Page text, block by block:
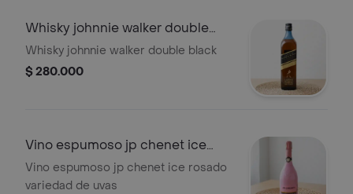
Whisky johnnie walker double
black
Whisky johnnie walker double black
$ 280.000
Vino espumoso jp chenet ice
rosado
Vino espumoso jp chenet ice rosado
variedad de uvas